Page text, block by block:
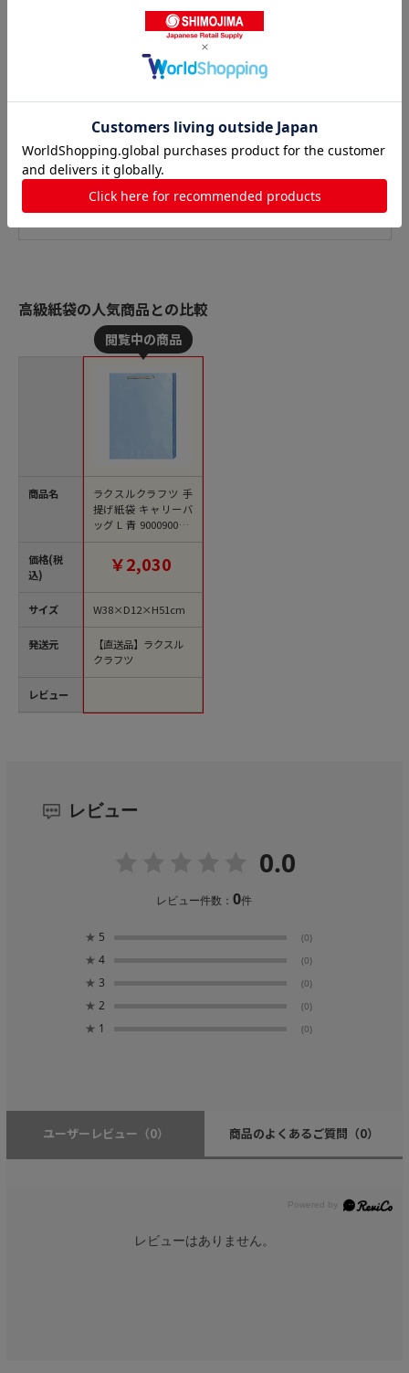
高級紙袋の人気商品との比較
商品名
価格(税
込)
サイズ
発送元
レビュー
ラクスルクラフツ 手
提げ紙袋 キャリーバ
ッグ L 青 90009002 1
0枚/袋（ご注文単位1
￥2,030
W38×D12×H51cm
【直送品】ラクスル
クラフツ
レビュー
0.0
レビュー件数：0件
★ 5 (0)
★ 4 (0)
★ 3 (0)
★ 2 (0)
★ 1 (0)
ユーザーレビュー （0） 商品のよくあるご質問 （0）
レビューはありません。